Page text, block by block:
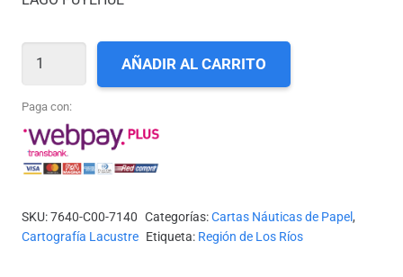
CARTA
N°
7140
LAGO
*
AÑADIR AL CARRITO
Paga con:
SKU:7640-C00-7140 Categorías:Cartas Náuticas de Papel,
Cartografía Lacustre Etiqueta: Región de Los Ríos